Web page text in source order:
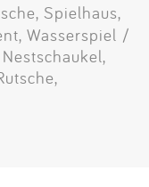
Spielhaus,
Wasserspiel /